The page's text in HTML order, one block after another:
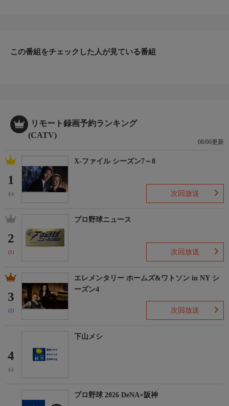
この番組をチェックした人が見ている番組
リモート録画予約ランキング
(CATV)
08/06更新
1
(-)
X-ファイル シーズン7～8
次回放送
2
(1)
プロ野球ニュース
次回放送
3
(2)
エレメンタリー ホームズ&ワトソン in NY シ
ーズン4
次回放送
4
(-)
下山メシ
プロ野球 2026 DeNA×阪神